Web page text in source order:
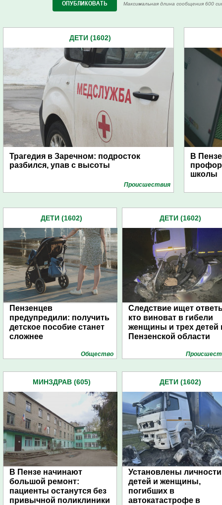
Максимальная длина сообщения 600
ДЕТИ (1602)
Трагедия в Заречном: подросток
разбился, упав с высоты
Проиcшествия
В
школы
ДЕТИ (1602)
Пензенцев
предупредили: получить
детское пособие станет
сложнее
Общество
ДЕТИ (1602)
Следствие ищет
кто виноват в гибели
женщины и трех детей
Пензенской области
МИНЗДРАВ (605)
В Пензе начинают
большой ремонт:
пациенты останутся без
привычной поликлиники
ДЕТИ (1602)
Установлены личности
детей и женщины,
погибших в
автокатастрофе в